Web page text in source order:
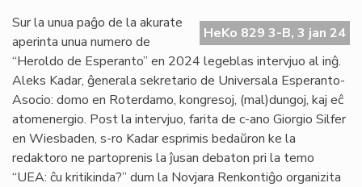
HeKo 829 3-B, 3 jan 24
Sur la unua paĝo de la akurate
aperinta unua numero de
“Heroldo de Esperanto” en 2024 legeblas intervjuo al inĝ.
Aleks Kadar, ĝenerala sekretario de Universala Esperanto-
Asocio: domo en Roterdamo, kongresoj, (mal)dungoj, kaj eĉ
atomenergio. Post la intervjuo, farita de c-ano Giorgio Silfer
en Wiesbaden, s-ro Kadar esprimis bedaŭron ke la
redaktoro ne partoprenis la ĵusan debaton pri la temo
“UEA: ĉu kritikinda?” dum la Novjara Renkontiĝo organizita